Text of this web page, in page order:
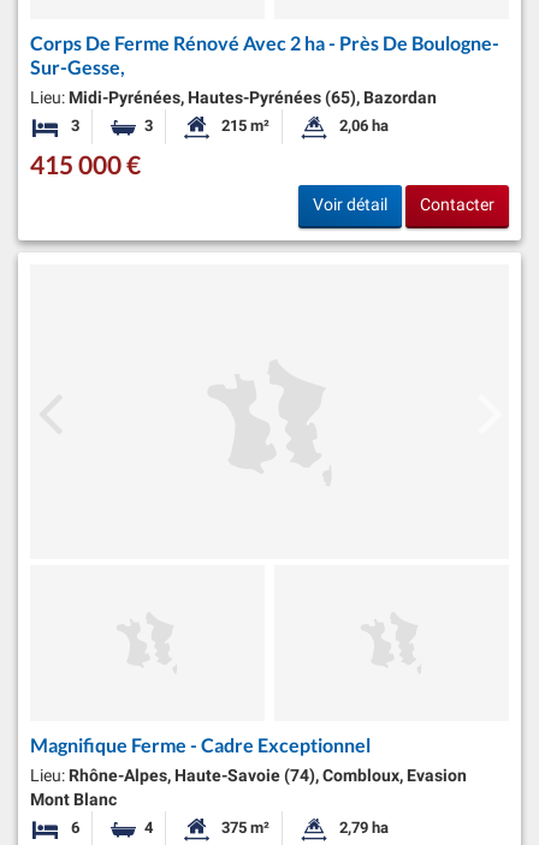
Corps De Ferme Rénové Avec 2 ha - Près De Boulogne-
Sur-Gesse,
Lieu: Midi-Pyrénées, Hautes-Pyrénées (65), Bazordan
3 Chambres
3 Salles de bainsSurface habitable:
215 m² Superficie du terrain:
2,06 ha
415 000 €
Voir détail Contacter
Magnifique Ferme - Cadre Exceptionnel
Lieu: Rhône-Alpes, Haute-Savoie (74), Combloux, Evasion
Mont Blanc
6 Chambres
4 Salles de bainsSurface habitable:
375 m² Superficie du terrain:
2,79 ha